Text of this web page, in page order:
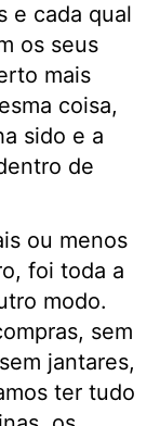
e cada qual
os seus
mais
coisa,
sido e a
de
ou menos
foi toda a
modo.
sem
jantares,
ter tudo